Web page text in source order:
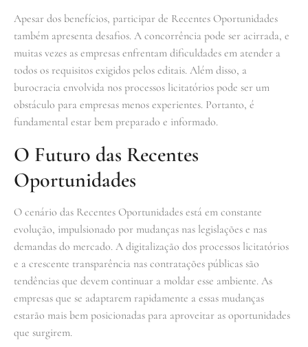
Apesar dos benefícios, participar de Recentes Oportunidades
também apresenta desafios. A concorrência pode ser acirrada, e
muitas vezes as empresas enfrentam dificuldades em atender a
todos os requisitos exigidos pelos editais. Além disso, a
burocracia envolvida nos processos licitatórios pode ser um
obstáculo para empresas menos experientes. Portanto, é
fundamental estar bem preparado e informado.
O Futuro das Recentes
Oportunidades
O cenário das Recentes Oportunidades está em constante
evolução, impulsionado por mudanças nas legislações e nas
demandas do mercado. A digitalização dos processos licitatórios
e a crescente transparência nas contratações públicas são
tendências que devem continuar a moldar esse ambiente. As
empresas que se adaptarem rapidamente a essas mudanças
estarão mais bem posicionadas para aproveitar as oportunidades
que surgirem.